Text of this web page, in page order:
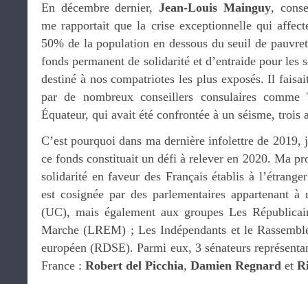
En décembre dernier,Jean-Louis Mainguy,
me rapportait que la crise exceptionnelle qui
50% de la population en dessous du seuil de
fonds permanent de solidarité et d’entraide pour les
destiné à nos compatriotes les plus exposés. Il
par de nombreux conseillers consulaires comme
Équateur, qui avait été confrontée à un séisme, trois
C’est pourquoi dans ma dernière infolettre de 2019,
ce fonds constituait un défi à relever en 2020. Ma
solidarité en faveur des Français établis à
est cosignée par des parlementaires appartenant
(UC), mais également aux groupes Les
Marche (LREM) ; Les Indépendants et le
européen (RDSE). Parmi eux, 3 sénateurs
France : Robert del Picchia, Damien Regnard et